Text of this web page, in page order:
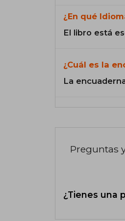
¿En qué
El libro está
¿Cuál es la
La
Preguntas
¿Tienes una